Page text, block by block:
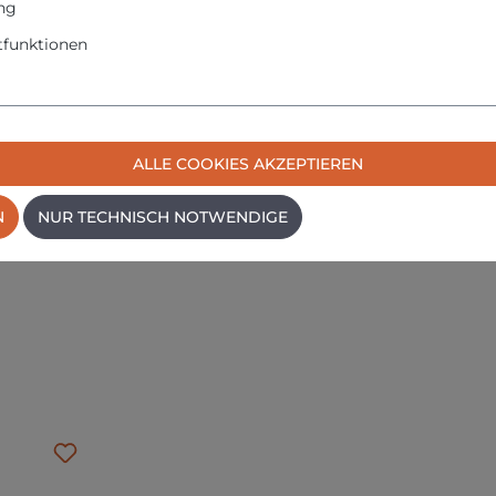
WD 5 Premium Renovation Kit
ALLE COOKIES AKZEPTIEREN
NUR TECHNISCH NOTWENDIGE